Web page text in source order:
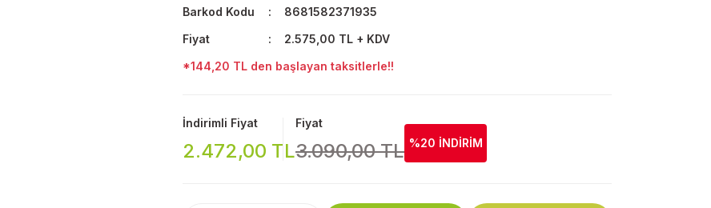
Barkod Kodu
8681582371935
Fiyat
2.575,00 TL + KDV
*144,20 TL den başlayan taksitlerle!!
İndirimli Fiyat
2.472,00 TL
Fiyat
3.090,00 TL %20 İNDİRİM